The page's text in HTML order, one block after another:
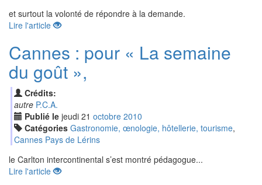
et surtout la volonté de répondre à la demande.
Lire l'article
Cannes : pour « La semaine
du goût »,
Crédits:
autre P.C.A.
Publié le jeudi 21 octobre 2010
Catégories Gastronomie, œnologie, hôtellerie, tourisme,
Cannes Pays de Lérins
le Carlton intercontinental s’est montré pédagogue...
Lire l'article